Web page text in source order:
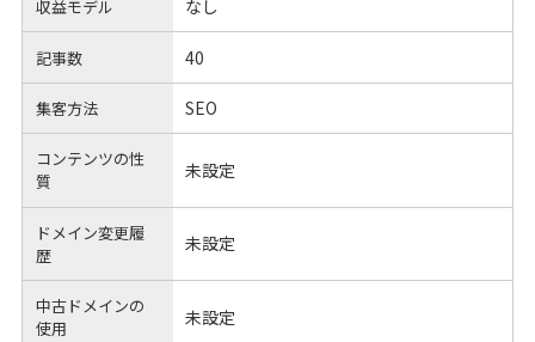
収益モデル なし
記事数 40
集客方法 SEO
コンテンツの性
質
未設定
ドメイン変更履
歴
未設定
中古ドメインの
使用
未設定